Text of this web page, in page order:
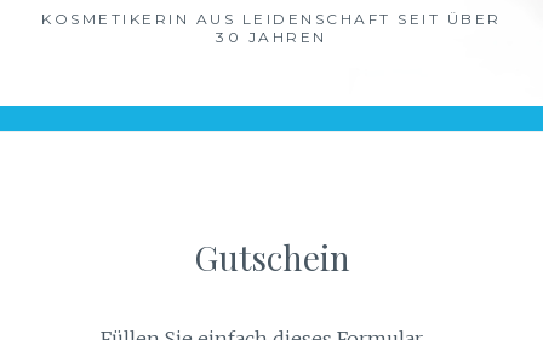
KOSMETIKERIN AUS LEIDENSCHAFT SEIT ÜBER
30 JAHREN
Gutschein